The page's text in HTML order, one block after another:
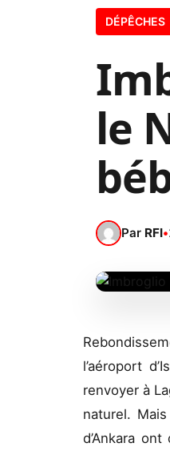
DÉPÊCHES
le
Par RFI•
l’aéroport
renvoyer à
naturel.
d’Ankara